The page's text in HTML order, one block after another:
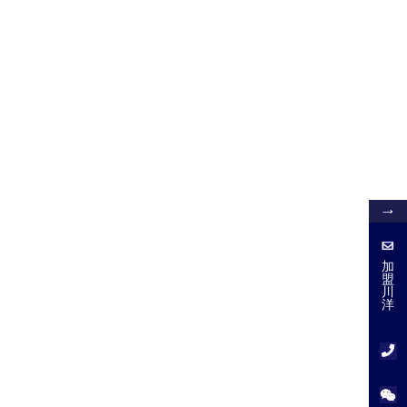
加
盟
川
洋
加
盟
川
服
务